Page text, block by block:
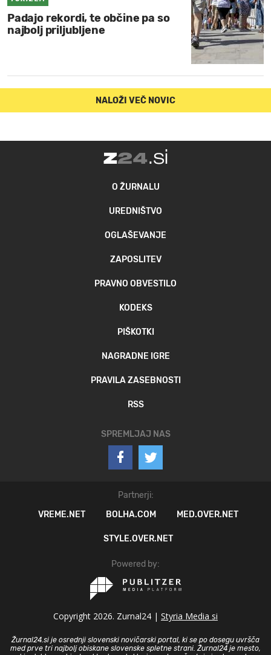
Padajo rekordi, te občine pa so
najbolj priljubljene
NALOŽI VEČ NOVIC
O ŽURNALU
UREDNIŠTVO
OGLAŠEVANJE
ZAPOSLITEV
PRAVNO OBVESTILO
KODEKS
PIŠKOTKI
NAGRADNE IGRE
PRAVILA ZASEBNOSTI
RSS
SPREMLJAJ NAS
Partnerji:
VREME.NET
BOLHA.COM MED.OVER.NET
STYLE.OVER.NET
Powered by:
Copyright 2026. Zurnal24 | Styria Media si
Žurnal24.si je osrednji slovenski novičarski portal, ki se po dosegu uvršča
med prve tri najbolj obiskane slovenske spletne strani. Žurnal24 je mesto,